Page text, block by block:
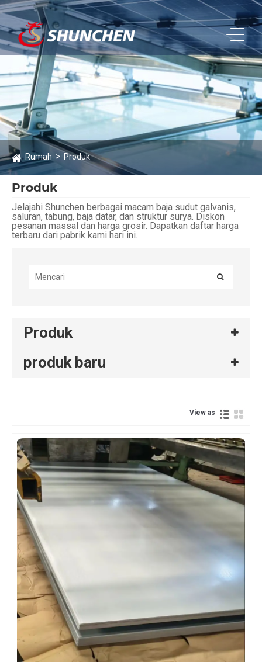
Rumah Produk
Produk
Jelajahi Shunchen berbagai macam baja sudut galvanis,
saluran, tabung, baja datar, dan struktur surya. Diskon
pesanan massal dan harga grosir. Dapatkan daftar harga
terbaru dari pabrik kami hari ini.
Produk
produk baru
View as